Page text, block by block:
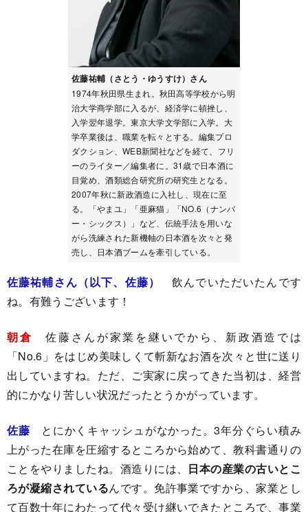
佐藤祐輔（さとう・ゆうすけ）さん
1974年秋田県生まれ。秋田高等学校から明
治大学商学部に入るが、経済学に頓挫し、
入学翌年退学。東京大学文学部に入学。大
学卒業後は、職業を転々とする。編集プロ
ダクション、WEB新聞社などを経て、フリ
ーのライター／編集者に。31歳で日本酒に
目覚め、酒類総合研究所の研究生となる。
2007年秋に新政酒造に入社し、現在に至
る。「やまユ」「亜麻猫」「NO.6（ナンバ
ー・シックス）」など、伝統手法を用いな
がら洗練された新機軸の日本酒を次々と発
売し、日本酒ブームを牽引している。
佐藤祐輔さん（以下、佐藤）
飲んでいただいたんです
ね。有難うございます！
朝倉 佐藤さんが家業を継いでから、新政酒造では
「No.6」をはじめ美味しくて斬新なお酒を次々と世に送り
出していますね。ただ、ご実家に戻ってきた当初は、経営
的にかなり苦しい状況だったとうかがっています。
佐藤 とにかくキャッシュがなかった。3年分ぐらい積み
上がった在庫を圧縮するところから始めて、教科書通りの
ことをやりましたね。酒造りには、 日本の産業の古いとこ
ろが凝縮されているんです。免許事業ですから、家業とし
て百数十年にわたって代々受け継いできたところで、事業